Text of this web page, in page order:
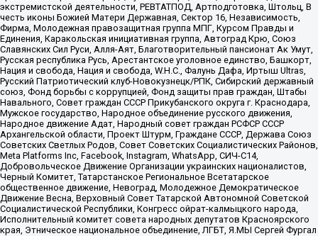
экстремистской деятельности, РЕВТАТПОД, Артподготовка, Штольц, В
честь иконы Божией Матери Державная, Сектор 16, Независимость,
Фирма, Молодежная правозащитная группа МПГ, Курсом Правды и
Единения, Каракольская инициативная группа, Автоград Крю, Союз
Славянских Сил Руси, Алля-Аят, Благотворительный пансионат Ак Умут,
Русская республика Русь, Арестантское уголовное единство, Башкорт,
Нация и свобода, Нация и свобода, W.H.С., Фалунь Дафа, Иртыш Ultras,
Русский Патриотический клуб-Новокузнецк/РПК, Сибирский державный
союз, Фонд борьбы с коррупцией, Фонд защиты прав граждан, Штабы
Навального, Совет граждан СССР Прикубанского округа г. Краснодара,
Мужское государство, Народное объединение русского движения,
Народное движение Адат, Народный совет граждан РСФСР СССР
Архангельской области, Проект Штурм, Граждане СССР, Держава Союз
Советских Светлых Родов, Совет Советских Социалистических Районов,
Meta Platforms Inc, Facebook, Instagram, WhatsApp, СИЧ-С14,
Добровольческое Движение Организации украинских националистов,
Черный Комитет, Татарстанское Региональное Всетатарское
общественное движение, Невоград, Молодежное Демократическое
Движение Весна, Верховный Совет Татарской Автономной Советской
Социалистической Республики, Конгресс ойрат-калмыцкого народа,
Исполнительный комитет совета народных депутатов Красноярского
края, Этническое национальное объединение, ЛГБТ, Я.МЫ Сергей Фургал